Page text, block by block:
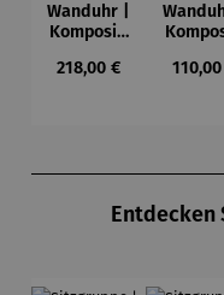
Wanduhr |
Kompositi
Mondrian
Regulärer Preis:
218,00 €
Blau,
Entdecken